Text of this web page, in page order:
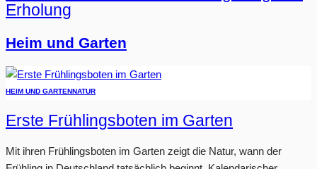
Erholung
Heim und Garten
HEIM UND GARTENNATUR
Erste Frühlingsboten im Garten
Mit ihren Frühlingsboten im Garten zeigt die Natur, wann der